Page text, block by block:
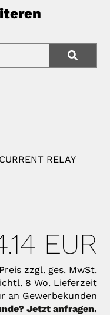
RELAY
EUR
Preis zzgl. ges. MwSt.
8 Wo. Lieferzeit
an Gewerbekunden
Jetzt anfragen.